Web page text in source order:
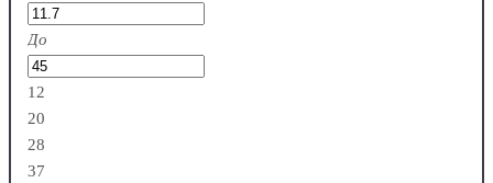
До
12
20
28
37